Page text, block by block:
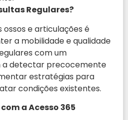
Regulares?
ossos e articulações é
a mobilidade e qualidade
com um
a detectar precocemente
estratégias para
condições existentes.
a Acesso 365